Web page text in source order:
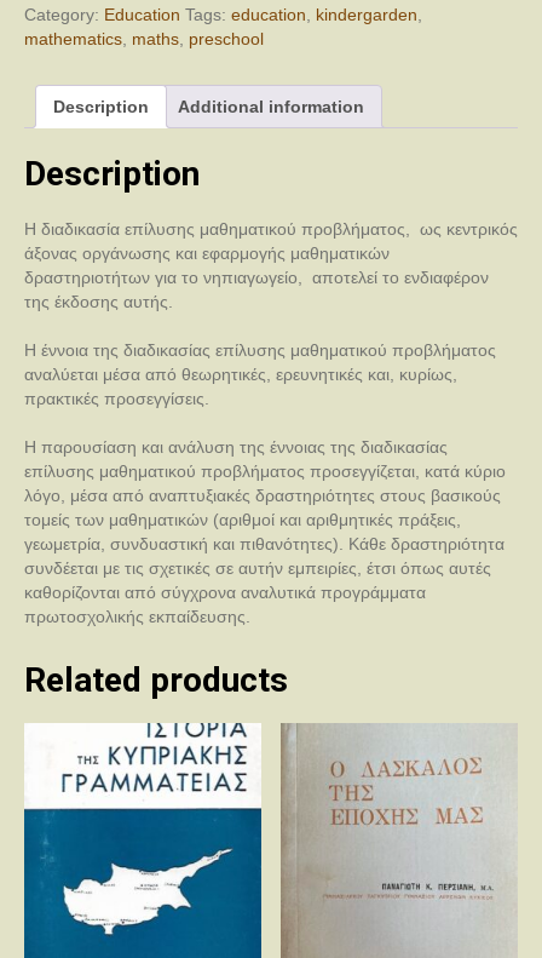
Category: Education Tags: education kindergarden
mathematics maths preschool
Description Additional information
Description
Η διαδικασία επίλυσης μαθηματικού προβλήματος, ως κεντρικός
άξονας οργάνωσης και εφαρμογής μαθηματικών
δραστηριοτήτων για το νηπιαγωγείο, αποτελεί το ενδιαφέρον
της έκδοσης αυτής.
Η έννοια της διαδικασίας επίλυσης μαθηματικού προβλήματος
αναλύεται μέσα από θεωρητικές, ερευνητικές και, κυρίως,
πρακτικές προσεγγίσεις.
Η παρουσίαση και ανάλυση της έννοιας της διαδικασίας
επίλυσης μαθηματικού προβλήματος προσεγγίζεται, κατά κύριο
λόγο, μέσα από αναπτυξιακές δραστηριότητες στους βασικούς
τομείς των μαθηματικών (αριθμοί και αριθμητικές πράξεις,
γεωμετρία, συνδυαστική και πιθανότητες). Κάθε δραστηριότητα
συνδέεται με τις σχετικές σε αυτήν εμπειρίες, έτσι όπως αυτές
καθορίζονται από σύγχρονα αναλυτικά προγράμματα
πρωτοσχολικής εκπαίδευσης.
Related products